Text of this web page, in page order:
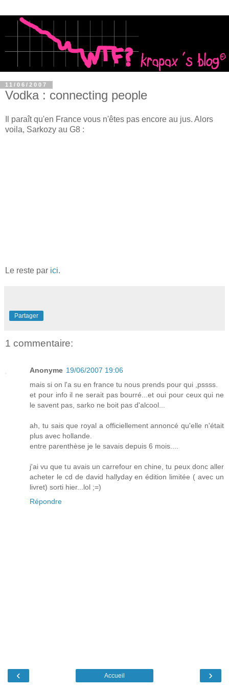
11/06/2007
Vodka : connecting people
Il paraît qu'en France vous n'êtes pas encore au jus. Alors
voila, Sarkozy au G8 :
Le reste par ici.
Partager
1 commentaire:
Anonyme 19/06/2007 19:06
mais si on l'a su en france tu nous prends pour qui ,pssss.
et pour info il ne serait pas bourré...et oui pour ceux qui ne
le savent pas, sarko ne boit pas d'alcool...
ah, tu sais que royal a officiellement annoncé qu'elle n'était
plus avec hollande.
entre parenthèse je le savais depuis 6 mois....
j'ai vu que tu avais un carrefour en chine, tu peux donc aller
acheter le cd de david hallyday en édition limitée ( avec un
livret) sorti hier...lol ;=)
Répondre
‹ ›
Accueil